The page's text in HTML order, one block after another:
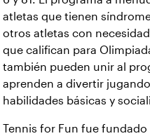
atletas que tienen
otros atletas con
que califican para
también pueden unir al
aprenden a divertir
habilidades básicas y
Tennis for Fun fue